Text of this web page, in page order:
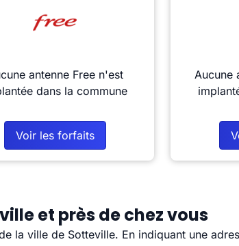
antenne Free n'est
dans la commune
Voir les forfaits
Aucune
et près de chez vous
la ville de Sotteville. En indiquant une